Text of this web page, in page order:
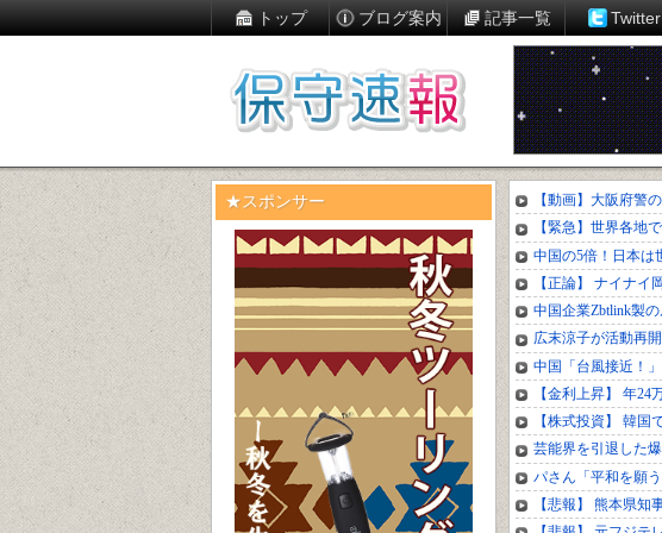
トップ ブログ案内 記事一覧 Twitter
★スポンサー